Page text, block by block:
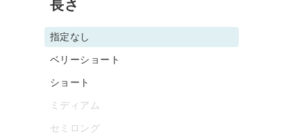
長さ
指定なし
ベリーショート
ショート
ミディアム
セミロング